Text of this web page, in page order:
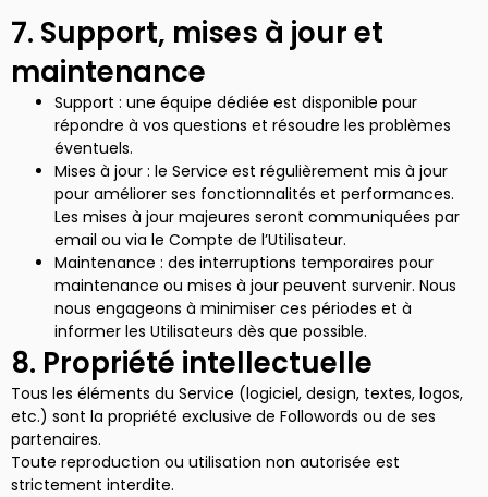
7. Support, mises à jour et
maintenance
Support : une équipe dédiée est disponible pour
répondre à vos questions et résoudre les problèmes
éventuels.
Mises à jour : le Service est régulièrement mis à jour
pour améliorer ses fonctionnalités et performances.
Les mises à jour majeures seront communiquées par
email ou via le Compte de l’Utilisateur.
Maintenance : des interruptions temporaires pour
maintenance ou mises à jour peuvent survenir. Nous
nous engageons à minimiser ces périodes et à
informer les Utilisateurs dès que possible.
8. Propriété intellectuelle
Tous les éléments du Service (logiciel, design, textes, logos,
etc.) sont la propriété exclusive de Followords ou de ses
partenaires.
Toute reproduction ou utilisation non autorisée est
strictement interdite.